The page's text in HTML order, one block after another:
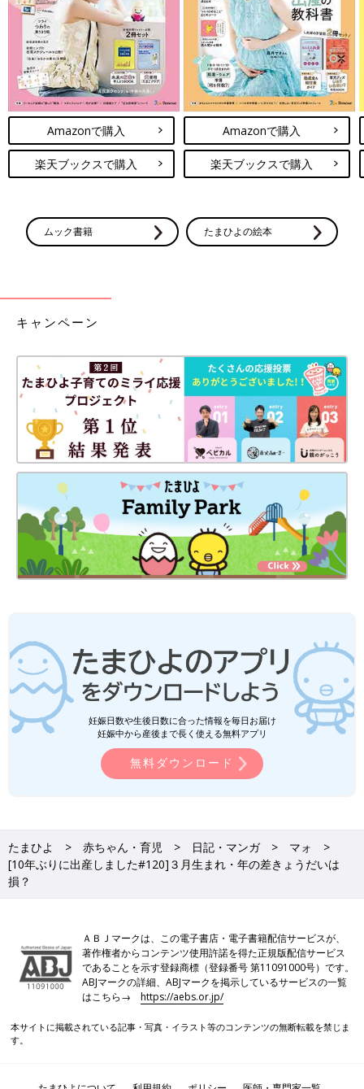
以上、私の欲望が丸出しな回でした(笑)
次回に続く。
・[10年ぶりに出産しました]記事一覧
たまひよONLINEの育児マンガ一覧はこちら
[マォ]
静岡の田舎町在住。
た末っ子の次女はもう2歳！
妊娠・育児の記録を（
インスタグラム）にて公開中。
Twitter／@maoppachi
webサイト／maoppachi
前の話
した#119]ことばの遅
次の話
婚しました
Amazonで購入
楽天ブックスで購入
Amazonで購入
楽天ブックスで購入
ムック書籍 たまひよの絵本
キャンペーン
妊娠日数や生後日数に合った情報を毎日お届け
妊娠中から産後まで長く使える無料アプリ
無料ダウンロード
たまひよ 赤ちゃん・育児 日記・マンガ
マォ
[10年ぶりに出産しました#120]３月生まれ・年の差きょうだいは
損？
ＡＢＪマークは、この電子書店・電子書籍配信サービスが、
著作権者からコンテンツ使用許諾を得た正規版配信サービス
であることを示す登録商標（登録番号 第11091000号）です。
ABJマークの詳細、ABJマークを掲示しているサービスの一覧
はこちら→https://aebs.or.jp/
本サイトに掲載されている記事・写真・イラスト等のコンテンツの無断転載を禁じま
す。